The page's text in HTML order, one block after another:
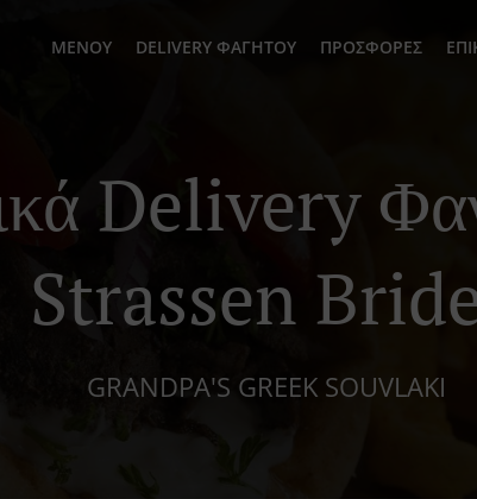
ΜΕΝΟΎ DELIVERY ΦΑΓΗΤΟΎ ΠΡΟΣΦΟΡΈΣ
Delivery
Strassen
GRANDPA'S GREEK SOUVLAKI